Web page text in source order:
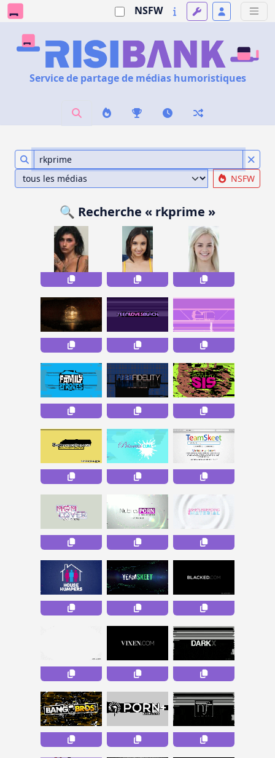
NSFW
Service de partage de médias humoristiques
NSFW
🔍 Recherche « rkprime »